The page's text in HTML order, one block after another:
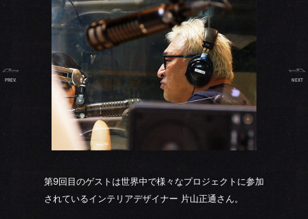
第9回目のゲストは世界中で様々なプロジェクトに参加
されているインテリアデザイナー 片山正通さん。
PREV. NEXT